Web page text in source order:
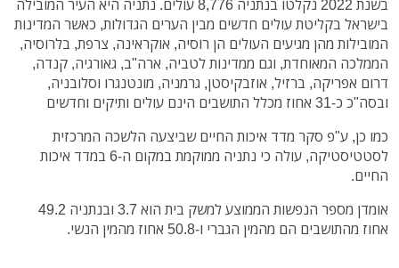
בשנת 2022 נקלטו בנתניה 8,776 עולים. נתניה היא העיר המובילה
בישראל בקליטת עולים חדשים מבין הערים הגדולות, כאשר המדינות
המובילות מהן מגיעים העולים הן רוסיה, אוקראינה, צרפת, בלרוסיה,
הממלכה המאוחדת, וגם ממדינות לטביה, ארה"ב, גאורגיה, קנדה,
דרום אפריקה, ברזיל, אוזבקיסטן, גרמניה, מונטנגרו וסלובניה,
ובסה"כ כ-31 אחוז מכלל התושבים הינם עולים ותיקים וחדשים
כמו כן, ע"פ סקר מדד איכות החיים שביצעה הלשכה המרכזית
לסטטיסטיקה, עולה כי נתניה ממוקמת במקום ה-6 במדד איכות
החיים.
אומדן מספר הנפשות הממוצע למשק בית הוא 3.7 ובנתניה 49.2
אחוז מהתושבים הם מהמין הגברי ו-50.8 אחוז מהמין הנשי.